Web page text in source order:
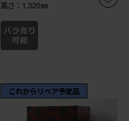
高さ：1,320㎜
これからリペア予定品